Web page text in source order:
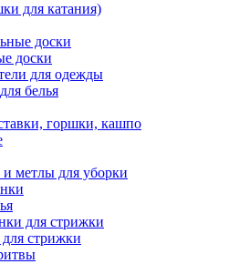
для катания)
доски
доски
для одежды
белья
горшки, кашпо
метлы для уборки
для стрижки
стрижки